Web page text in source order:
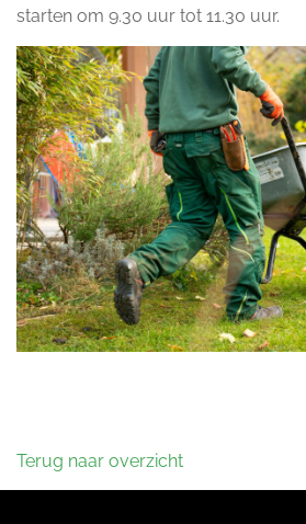
starten om 9.30 uur tot 11.30 uur.
Terug naar overzicht